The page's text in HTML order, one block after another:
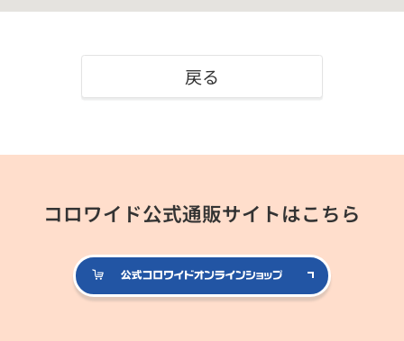
戻る
コロワイド公式通販サイトはこちら
公式コロ